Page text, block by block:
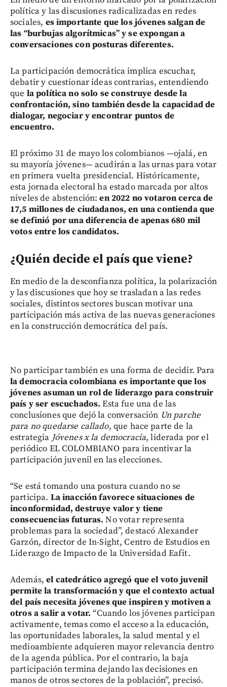
política y las discusiones radicalizadas en redes
sociales, es importante que los jóvenes salgan de
las “burbujas algorítmicas” y se expongan a
conversaciones con posturas diferentes.
La participación democrática implica escuchar,
debatir y cuestionar ideas contrarias, entendiendo
que la política no solo se construye desde la
confrontación, sino también desde la capacidad de
dialogar, negociar y encontrar puntos de
encuentro.
El próximo 31 de mayo los colombianos —ojalá, en
su mayoría jóvenes— acudirán a las urnas para votar
en primera vuelta presidencial. Históricamente,
esta jornada electoral ha estado marcada por altos
niveles de abstención:en 2022 no votaron cerca de
17,5 millones de ciudadanos, en una contienda que
se definió por una diferencia de apenas 680 mil
votos entre los candidatos.
¿Quién decide el país que viene?
En medio de la desconfianza política, la polarización
y las discusiones que hoy se trasladan a las redes
sociales, distintos sectores buscan motivar una
participación más activa de las nuevas generaciones
en la construcción democrática del país.
No participar también es una forma de decidir. Para
la democracia colombiana es importante que los
jóvenes asuman un rol de liderazgo para construir
país y ser escuchados.Esta fue una de las
conclusiones que dejó la conversación Un parche
para no quedarse callado, que hace parte de la
estrategia Jóvenes x la democracia, liderada por el
periódico EL COLOMBIANO para incentivar la
participación juvenil en las elecciones.
“Se está tomando una postura cuando no se
participa. La inacción favorece situaciones de
inconformidad, destruye valor y tiene
consecuencias futuras. No votar representa
problemas para la sociedad”, destacó Alexander
Garzón, director de In-Sight, Centro de Estudios en
Liderazgo de Impacto de la Universidad Eafit.
Además,el catedrático agregó que el voto juvenil
permite la transformación y que el contexto actual
del país necesita jóvenes que inspiren y motiven a
otros a salir a votar.“Cuando los jóvenes participan
activamente, temas como el acceso a la educación,
las oportunidades laborales, la salud mental y el
medioambiente adquieren mayor relevancia dentro
de la agenda pública. Por el contrario, la baja
participación termina dejando las decisiones en
manos de otros sectores de la población”, precisó.